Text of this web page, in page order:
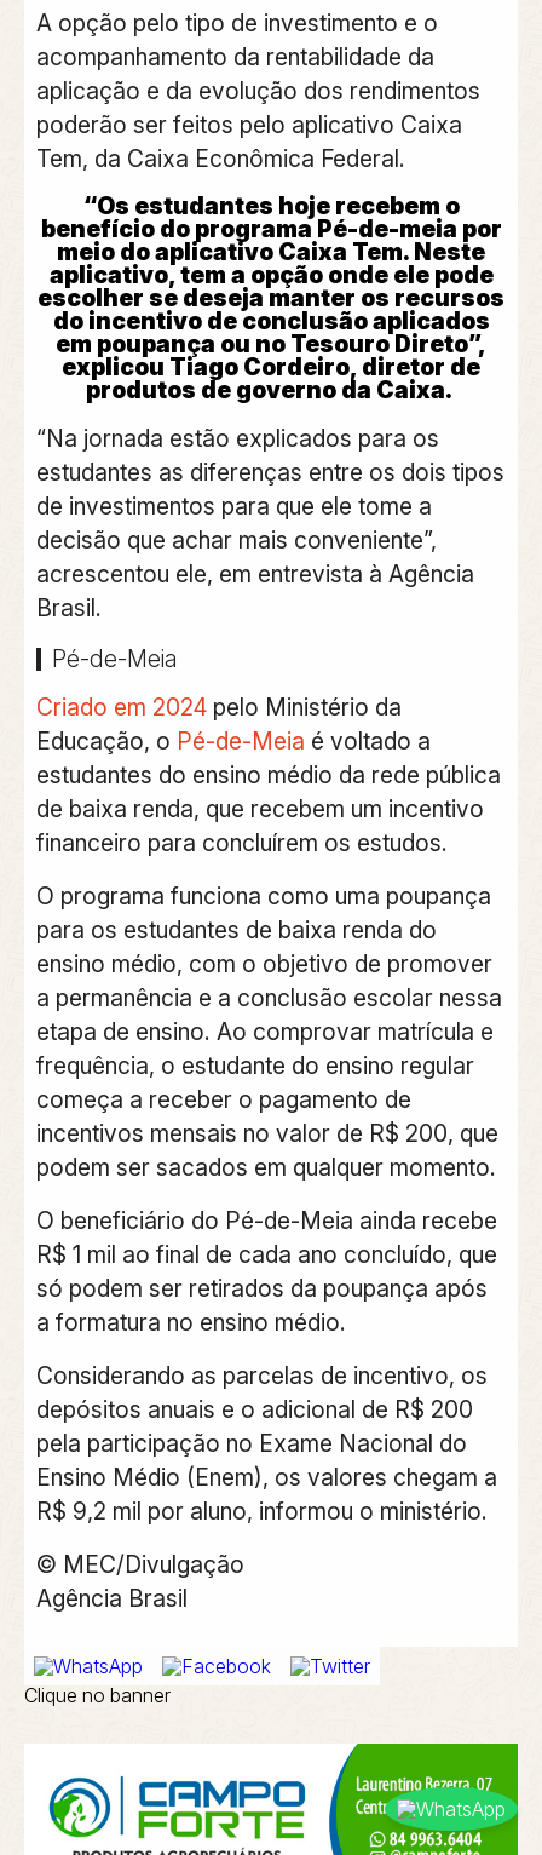
A opção pelo tipo de investimento e o
acompanhamento da rentabilidade da
aplicação e da evolução dos rendimentos
poderão ser feitos pelo aplicativo Caixa
Tem, da Caixa Econômica Federal.
“Os estudantes hoje recebem o
benefício do programa Pé-de-meia por
meio do aplicativo Caixa Tem. Neste
aplicativo, tem a opção onde ele pode
escolher se deseja manter os recursos
do incentivo de conclusão aplicados
em poupança ou no Tesouro Direto”,
explicou Tiago Cordeiro, diretor de
produtos de governo da Caixa.
“Na jornada estão explicados para os
estudantes as diferenças entre os dois tipos
de investimentos para que ele tome a
decisão que achar mais conveniente”,
acrescentou ele, em entrevista à Agência
Brasil.
Pé-de-Meia
Criado em 2024pelo Ministério da
Educação, o Pé-de-Meia é voltado a
estudantes do ensino médio da rede pública
de baixa renda, que recebem um incentivo
financeiro para concluírem os estudos.
O programa funciona como uma poupança
para os estudantes de baixa renda do
ensino médio, com o objetivo de promover
a permanência e a conclusão escolar nessa
etapa de ensino. Ao comprovar matrícula e
frequência, o estudante do ensino regular
começa a receber o pagamento de
incentivos mensais no valor de R$ 200, que
podem ser sacados em qualquer momento.
O beneficiário do Pé-de-Meia ainda recebe
R$ 1 mil ao final de cada ano concluído, que
só podem ser retirados da poupança após
a formatura no ensino médio.
Considerando as parcelas de incentivo, os
depósitos anuais e o adicional de R$ 200
pela participação no Exame Nacional do
Ensino Médio (Enem), os valores chegam a
R$ 9,2 mil por aluno, informou o ministério.
© MEC/Divulgação
Agência Brasil
Clique no banner